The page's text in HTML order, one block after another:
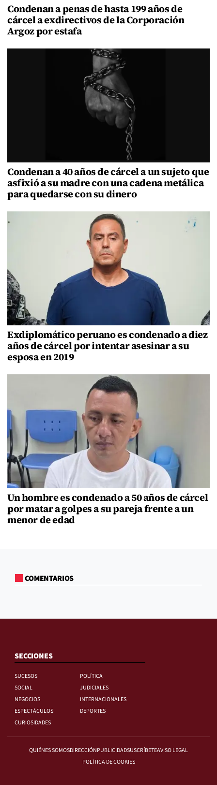
Condenan a penas de hasta 199 años de
cárcel a exdirectivos de la Corporación
Argoz por estafa
Condenan a 40 años de cárcel a un sujeto que
asfixió a su madre con una cadena metálica
para quedarse con su dinero
Exdiplomático peruano es condenado a diez
años de cárcel por intentar asesinar a su
esposa en 2019
Un hombre es condenado a 50 años de cárcel
por matar a golpes a su pareja frente a un
menor de edad
COMENTARIOS
SECCIONES
SUCESOS
POLÍTICA
SOCIAL
JUDICIALES
NEGOCIOS
INTERNACIONALES
ESPECTÁCULOS
DEPORTES
CURIOSIDADES
QUIÉNES SOMOSDIRECCIÓNPUBLICIDADSUSCRÍBETEAVISO LEGAL
POLÍTICA DE COOKIES